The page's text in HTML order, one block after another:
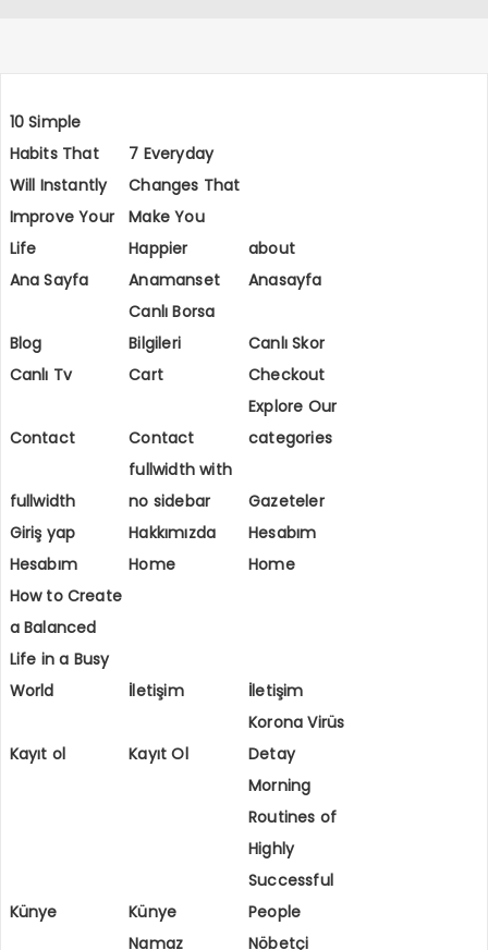
10 Simple
Habits That
Will Instantly
Improve Your
Life
7 Everyday
Changes That
Make You
Happier
about
Ana Sayfa
Anamanset Anasayfa
Blog
Canlı Borsa
Bilgileri
Canlı Skor
Canlı Tv
Cart Checkout
Contact Contact
Explore Our
categories
fullwidth
fullwidth with
no sidebar
Gazeteler
Giriş yap
Hakkımızda
Hesabım
Hesabım
Home
Home
How to Create
a Balanced
Life in a Busy
World
İletişim İletişim
Kayıt ol Kayıt Ol
Korona Virüs
Detay
Künye Künye
Morning
Routines of
Highly
Successful
People
Namaz
Nöbetçi